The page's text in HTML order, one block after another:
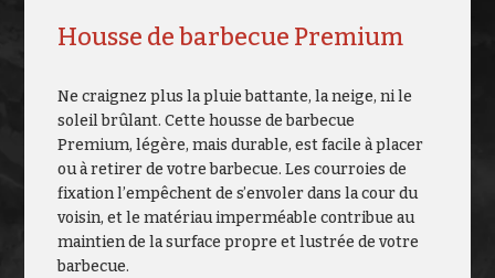
Housse de barbecue Premium
Ne craignez plus la pluie battante, la neige, ni le
soleil brûlant. Cette housse de barbecue
Premium, légère, mais durable, est facile à placer
ou à retirer de votre barbecue. Les courroies de
fixation l’empêchent de s’envoler dans la cour du
voisin, et le matériau imperméable contribue au
maintien de la surface propre et lustrée de votre
barbecue.